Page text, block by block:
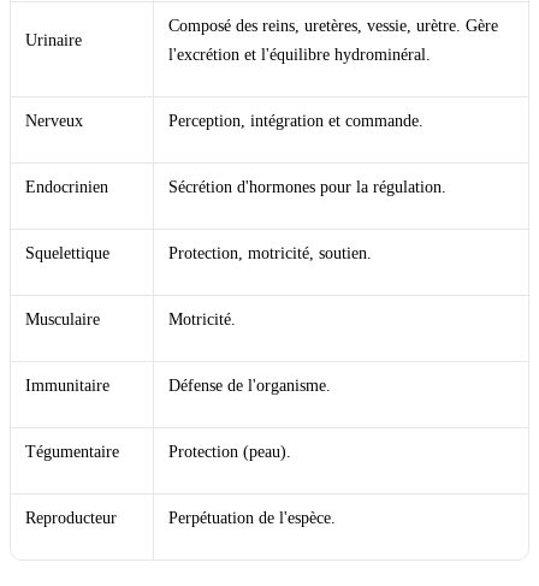
Urinaire
Composé des reins, uretères, vessie, urètre. Gère
l'excrétion et l'équilibre hydrominéral.
Nerveux Perception, intégration et commande.
Endocrinien Sécrétion d'hormones pour la régulation.
Squelettique Protection, motricité, soutien.
Musculaire Motricité.
Immunitaire Défense de l'organisme.
Tégumentaire Protection (peau).
Reproducteur Perpétuation de l'espèce.